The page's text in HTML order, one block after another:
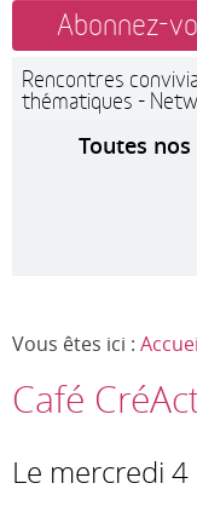
Abonnez-
Rencontres
thématiques -
Toutes
Vous êtes ici :
Café
Le mercredi 4